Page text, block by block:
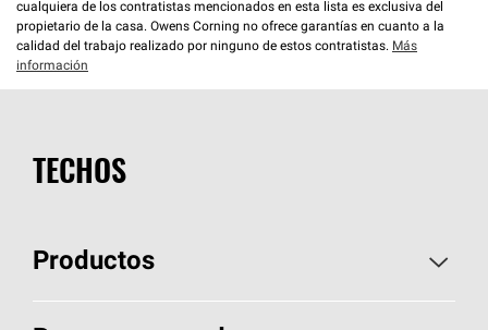
cualquiera de los contratistas mencionados en esta lista es exclusiva del
propietario de la casa. Owens Corning no ofrece garantías en cuanto a la
calidad del trabajo realizado por ninguno de estos contratistas. Más
información
TECHOS
Productos